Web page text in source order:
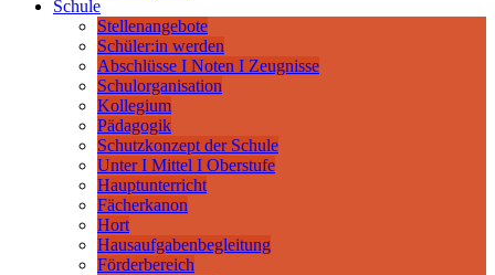
Schule
Stellenangebote
Schüler:in werden
Abschlüsse I Noten I Zeugnisse
Schulorganisation
Kollegium
Pädagogik
Schutzkonzept der Schule
Unter I Mittel I Oberstufe
Hauptunterricht
Fächerkanon
Hort
Hausaufgabenbegleitung
Förderbereich